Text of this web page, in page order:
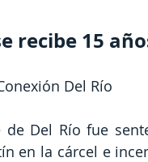
recibe 15
Del Río
de Del Río fue
en la cárcel e